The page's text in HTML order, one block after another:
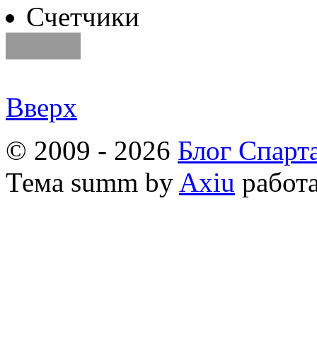
Счетчики
Вверх
© 2009 - 2026 Блог
Тема summ by Axiu